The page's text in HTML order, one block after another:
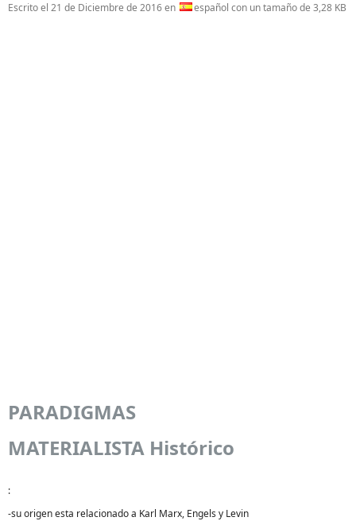
Escrito el 21 de Diciembre de 2016en español con un tamaño de 3,28 KB
PARADIGMAS
MATERIALISTA Histórico
:
-su origen esta relacionado a Karl Marx, Engels y Levin